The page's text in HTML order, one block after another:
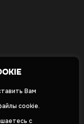
Вам
cookie.
с